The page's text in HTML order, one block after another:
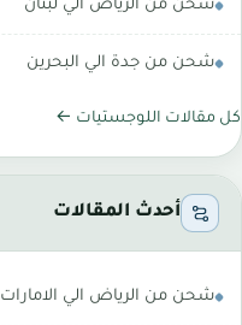
شحن من الرياض الي لبنان
شحن من جدة الي البحرين
كل مقالات اللوجستيات ←
أحدث المقالات
شحن من الرياض الي الامارات